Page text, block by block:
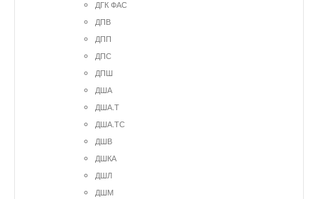
ДГК ФАС
ДПВ
ДПП
ДПС
ДПШ
ДША
ДША.Т
ДША.ТС
ДШВ
ДШКА
ДШЛ
ДШМ